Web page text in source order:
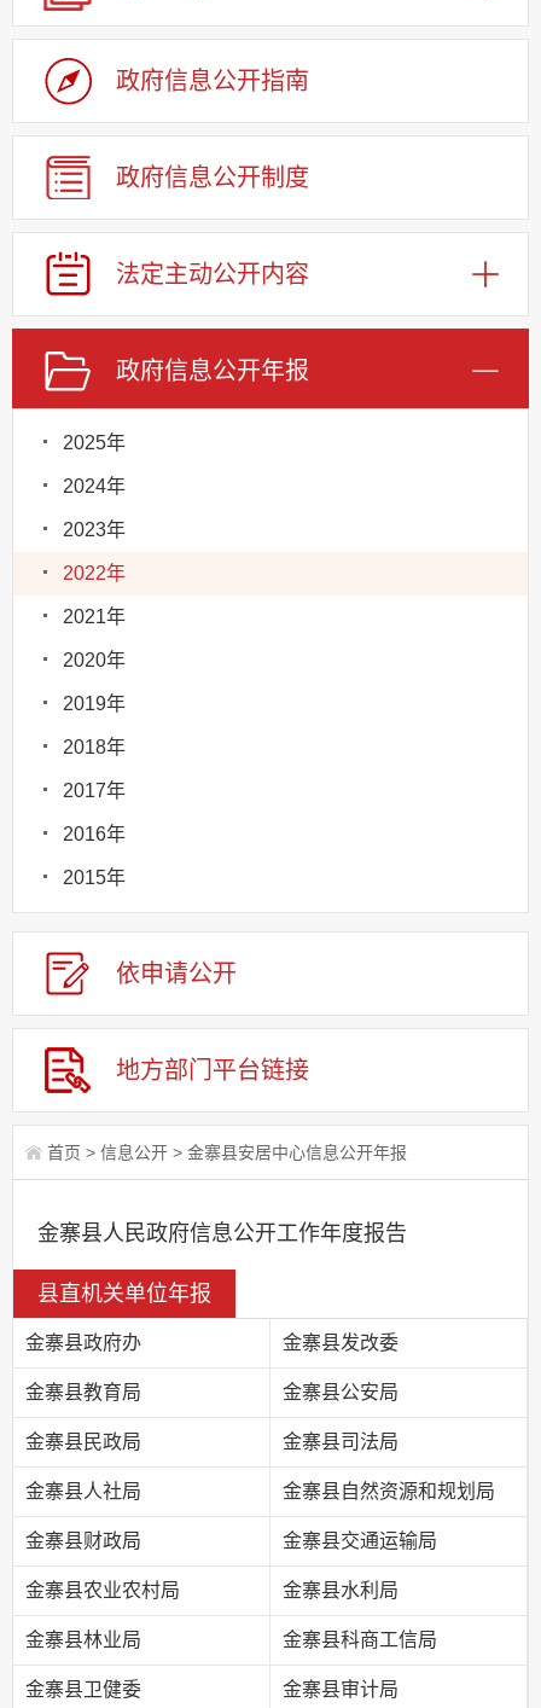
政府信息公开指南
政府信息公开制度
法定主动公开内容
政府信息公开年报
2025年
2024年
2023年
2022年
2021年
2020年
2019年
2018年
2017年
2016年
2015年
依申请公开
地方部门 平台链接
首页 > 信息公开 > 金寨县安居中心信息公开年报
金寨县人民政府信息公开工作年度报告
县直机关单位年报
金寨县政府办 金寨县发改委
金寨县教育局 金寨县公安局
金寨县民政局 金寨县司法局
金寨县人社局 金寨县自然资源和规划局
金寨县财政局 金寨县交通运输局
金寨县农业农村局 金寨县水利局
金寨县林业局 金寨县科商工信局
金寨县卫健委 金寨县审计局